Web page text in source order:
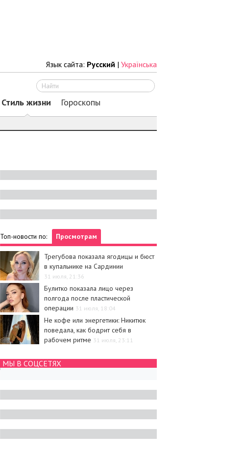
Язык сайта: Русский | Українська
Стиль жизни Гороскопы
Топ-новости по: Просмотрам
Трегубова показала ягодицы и бюст
в купальнике на Сардинии
31 июля, 21:36
Булитко показала лицо через
полгода после пластической
операции 31 июля, 18:04
Не кофе или энергетики: Никитюк
поведала, как бодрит себя в
рабочем ритме 31 июля, 23:11
МЫ В СОЦСЕТЯХ